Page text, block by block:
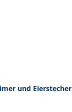
und Eierstecher